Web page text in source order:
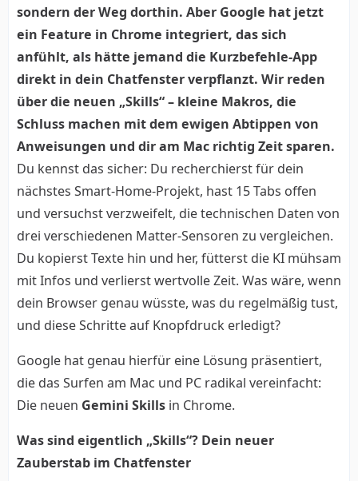
sondern der Weg dorthin. Aber Google hat jetzt
ein Feature in Chrome integriert, das sich
anfühlt, als hätte jemand die Kurzbefehle-App
direkt in dein Chatfenster verpflanzt. Wir reden
über die neuen „Skills“ – kleine Makros, die
Schluss machen mit dem ewigen Abtippen von
Anweisungen und dir am Mac richtig Zeit sparen.
Du kennst das sicher: Du recherchierst für dein
nächstes Smart-Home-Projekt, hast 15 Tabs offen
und versuchst verzweifelt, die technischen Daten von
drei verschiedenen Matter-Sensoren zu vergleichen.
Du kopierst Texte hin und her, fütterst die KI mühsam
mit Infos und verlierst wertvolle Zeit. Was wäre, wenn
dein Browser genau wüsste, was du regelmäßig tust,
und diese Schritte auf Knopfdruck erledigt?
Google hat genau hierfür eine Lösung präsentiert,
die das Surfen am Mac und PC radikal vereinfacht:
Die neuen Gemini Skills in Chrome.
Was sind eigentlich „Skills“? Dein neuer
Zauberstab im Chatfenster